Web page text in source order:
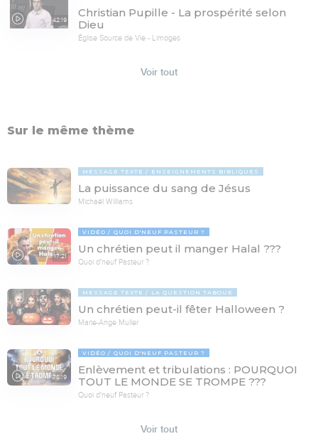
42:19
Christian Pupille - La prospérité selon
Dieu
Église Source de Vie - Limoges
Voir tout
Sur le même thème
MESSAGE TEXTE ENSEIGNEMENTS BIBLIQUES
La puissance du sang de Jésus
Michaël Williams
17:21
VIDÉO QUOI D'NEUF PASTEUR ?
Un chrétien peut il manger Halal ???
Quoi d'neuf Pasteur ?
MESSAGE TEXTE LA QUESTION TABOUE
Un chrétien peut-il fêter Halloween ?
Marie-Ange Muller
78:19
VIDÉO QUOI D'NEUF PASTEUR ?
Enlèvement et tribulations : POURQUOI
TOUT LE MONDE SE TROMPE ???
Quoi d'neuf Pasteur ?
Voir tout